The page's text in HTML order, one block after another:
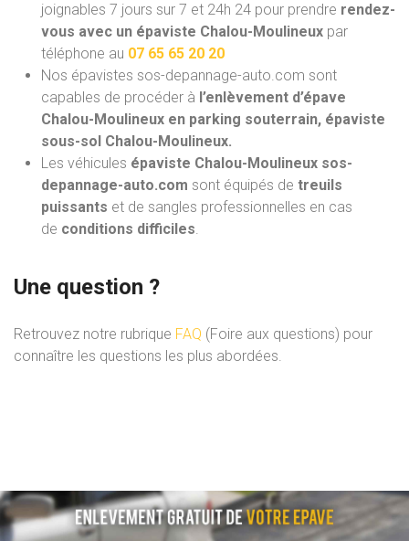
joignables 7 jours sur 7 et 24h 24 pour prendre rendez-
vous avec un épaviste Chalou-Moulineux par
téléphone au 07 65 65 20 20
Nos épavistes sos-depannage-auto.com sont
capables de procéder à l’enlèvement d’épave
Chalou-Moulineux en parking souterrain, épaviste
sous-sol Chalou-Moulineux.
Les véhicules épaviste Chalou-Moulineux sos-
depannage-auto.com sont équipés de treuils
puissants et de sangles professionnelles en cas
de conditions difficiles.
Une question ?
Retrouvez notre rubrique FAQ (Foire aux questions) pour
connaître les questions les plus abordées.